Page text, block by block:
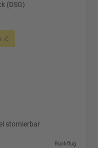
(DSG)
stornierbar
Rückflug